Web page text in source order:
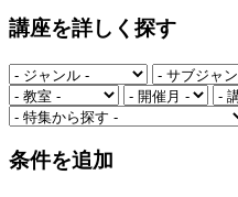
講座を詳しく探す
条件を追加